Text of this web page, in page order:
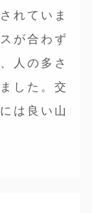
れていま
が合わず
人の多さ
した。交
は良い山